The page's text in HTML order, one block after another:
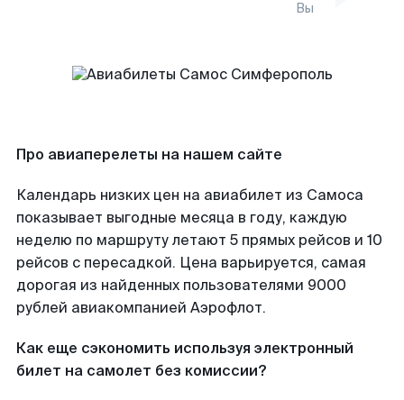
Вы
Про авиаперелеты на нашем сайте
Календарь низких цен на авиабилет из Самоса
показывает выгодные месяца в году, каждую
неделю по маршруту летают 5 прямых рейсов и 10
рейсов с пересадкой. Цена варьируется, самая
дорогая из найденных пользователями 9000
рублей авиакомпанией Аэрофлот.
Как еще сэкономить используя электронный
билет на самолет без комиссии?